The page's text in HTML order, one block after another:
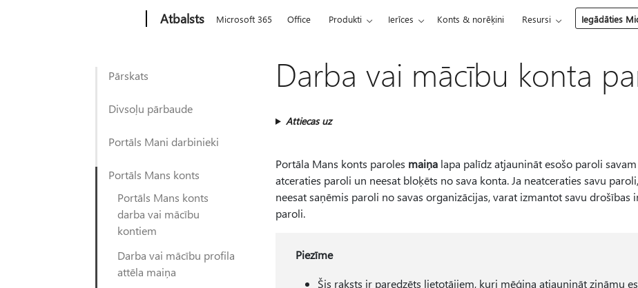
Atbalsts Microsoft 365 Office Produkti Ierīces Konts & norēķini Resursi Iegādāties
Pārskats
Divsoļu pārbaude
Portāls Mani darbinieki
Portāls Mans konts
Portāls Mans konts
darba vai mācību
kontiem
Darba vai mācību profila
attēla maiņa
Darba vai mācību konta
Attiecas uz
Portāla Mans konts paroles maiņa lapa palīdz atjaunināt esošo paroli
atceraties paroli un neesat bloķēts no sava konta. Ja neatceraties savu
neesat saņēmis paroli no savas organizācijas, varat izmantot savu
paroli.
Piezīme
Šis raksts ir paredzēts lietotājiem, kuri mēģina atjaunināt zināmu